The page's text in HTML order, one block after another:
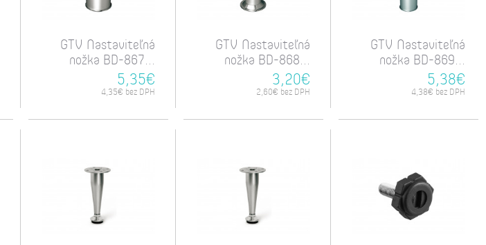
GTV Nastaviteľná
nožka BD-867...
5,35€
4,35€ bez DPH
GTV Nastaviteľná
nožka BD-868...
3,20€
2,60€ bez DPH
GTV Nastaviteľná
nožka BD-869...
5,38€
4,38€ bez DPH